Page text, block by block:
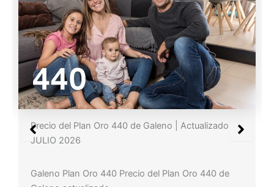
Precio del Plan Oro 440 de Galeno | Actualizado
JULIO 2026
Galeno Plan Oro 440 Precio del Plan Oro 440 de